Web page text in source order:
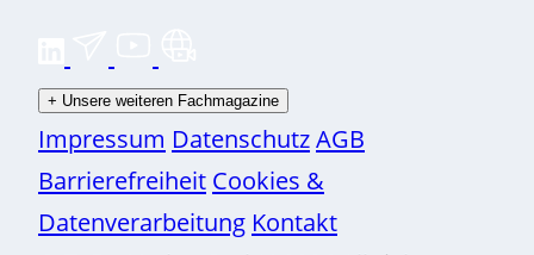
+ Unsere weiteren Fachmagazine
Impressum DatenschutzAGB
Barrierefreiheit Cookies &
Datenverarbeitung Kontakt